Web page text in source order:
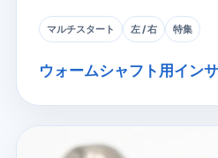
マルチスタート 左 / 右 特集
ウォームシャフト用イン